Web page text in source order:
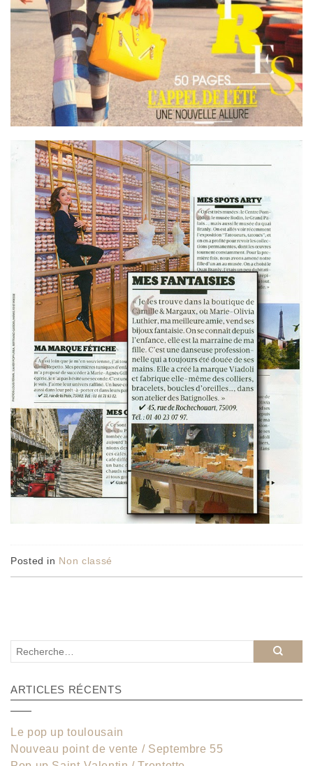
Posted in Non classé
ARTICLES RÉCENTS
Le pop up toulousain
Nouveau point de vente / Septembre 55